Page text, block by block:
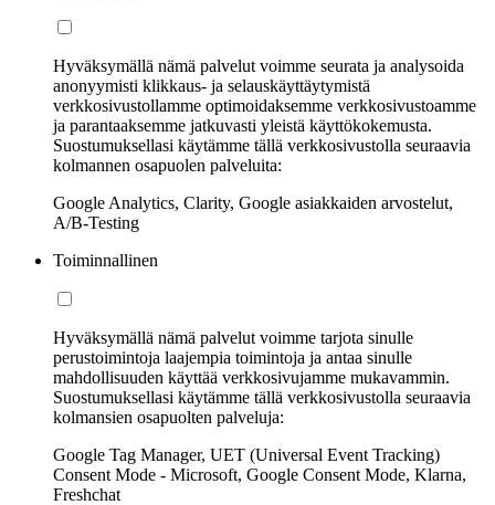
Hyväksymällä nämä palvelut voimme seurata ja analysoida
anonyymisti klikkaus- ja selauskäyttäytymistä
verkkosivustollamme optimoidaksemme verkkosivustoamme
ja parantaaksemme jatkuvasti yleistä käyttökokemusta.
Suostumuksellasi käytämme tällä verkkosivustolla seuraavia
kolmannen osapuolen palveluita:
Google Analytics, Clarity, Google asiakkaiden arvostelut,
A/B-Testing
Toiminnallinen
Hyväksymällä nämä palvelut voimme tarjota sinulle
perustoimintoja laajempia toimintoja ja antaa sinulle
mahdollisuuden käyttää verkkosivujamme mukavammin.
Suostumuksellasi käytämme tällä verkkosivustolla seuraavia
kolmansien osapuolten palveluja:
Google Tag Manager, UET (Universal Event Tracking)
Consent Mode - Microsoft, Google Consent Mode, Klarna,
Freshchat